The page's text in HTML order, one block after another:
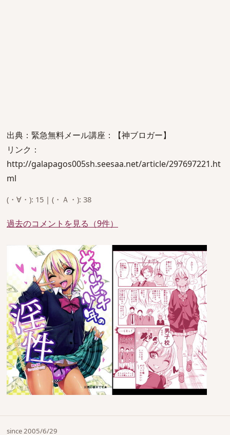
出典：緊急無料メール講座：【神ブロガー】
リンク：
http://galapagos005sh.seesaa.net/article/297697221.ht
ml
(・∀・): 15 | (・Ａ・): 38
過去のコメントを見る（9件）
since 2005/6/29